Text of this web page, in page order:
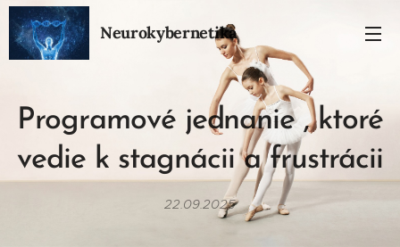
Neurokybernetika
Programové jednanie , ktoré
vedie k stagnácii a frustrácii
22.09.2025